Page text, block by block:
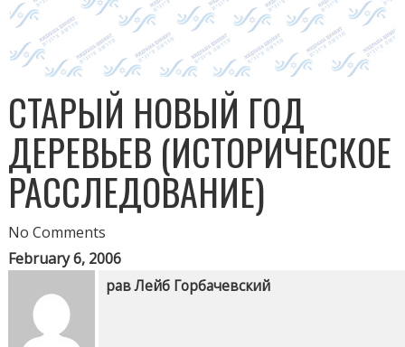
СТАРЫЙ НОВЫЙ ГОД
ДЕРЕВЬЕВ (ИСТОРИЧЕСКОЕ
РАССЛЕДОВАНИЕ)
No Comments
February 6, 2006
рав Лейб Горбачевский